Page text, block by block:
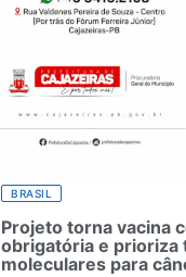
BRASIL
Projeto torna vacina
obrigatória e prioriza
moleculares para